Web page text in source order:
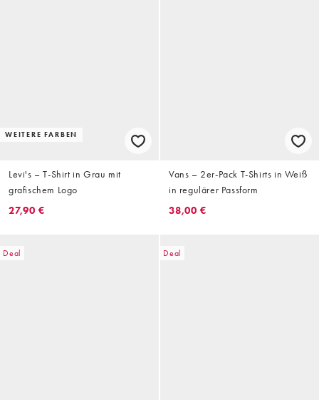
WEITERE FARBEN
Levi's – T-Shirt in Grau mit
grafischem Logo
27,90 €
Vans – 2er-Pack T-Shirts in Weiß
in regulärer Passform
38,00 €
Deal Deal